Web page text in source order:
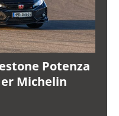
Potenza
Michelin